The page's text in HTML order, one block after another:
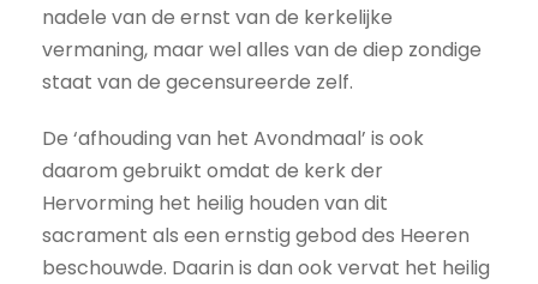
nadele van de ernst van de kerkelijke
vermaning, maar wel alles van de diep zondige
staat van de gecensureerde zelf.
De ‘afhouding van het Avondmaal’ is ook
daarom gebruikt omdat de kerk der
Hervorming het heilig houden van dit
sacrament als een ernstig gebod des Heeren
beschouwde. Daarin is dan ook vervat het heilig